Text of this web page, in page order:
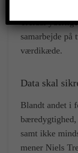
Treldal
samarbejde på
værdikæde.
Data skal
Blandt andet i
samt ikke
mener Niels